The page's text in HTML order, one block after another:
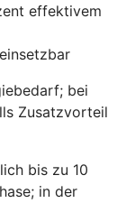
effektivem
bei
Zusatzvorteil
bis zu 10
in der